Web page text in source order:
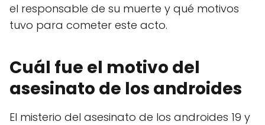
el responsable de su muerte y qué motivos
tuvo para cometer este acto.
Cuál fue el motivo del
asesinato de los androides
El misterio del asesinato de los androides 19 y